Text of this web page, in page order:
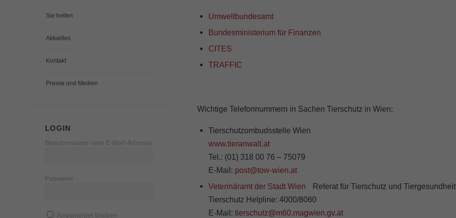
Sie helfen
Aktuelles
Kontakt
Presse und Medien
LOGIN
Umweltbundesamt
Bundesministerium für Finanzen
CITES
TRAFFIC
Wichtige Telefonnummern in Sachen Tierschutz in Wien:
Tierschutzombudsstelle Wien
www.tieranwalt.at
Tel.: (01) 318 00 76 – 75079
E-Mail: post@tow-wien.at
Veterinäramt der Stadt Wien Referat für Tierschutz und Tiergesundheit
Tierschutz Helpline: 4000/8060
E-Mail:tierschutz@m60.magwien.gv.at